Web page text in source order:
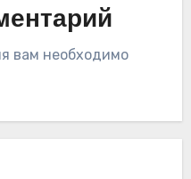
вам необходимо